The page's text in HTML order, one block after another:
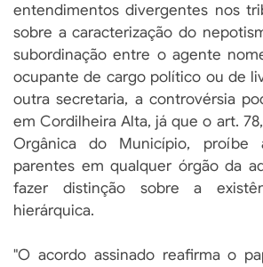
entendimentos divergentes nos
sobre a caracterização do
subordinação entre o agente
ocupante de cargo político ou de
outra secretaria, a controvérsia
em Cordilheira Alta, já que o art.
Orgânica do Município, proíbe
parentes em qualquer órgão da
fazer distinção sobre a
hierárquica.
"O acordo assinado reafirma o